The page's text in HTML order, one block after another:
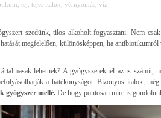
tej tejes italok vérnyomás víz
szedünk, tilos alkoholt fogyasztani. Nem
megfelelően, különösképpen, ha antibiotikumról
lehetnek? A gyógyszereknél az is számít,
a hatékonyságot. Bizonyos italok,
gyógyszer mellé. De hogy pontosan mire is